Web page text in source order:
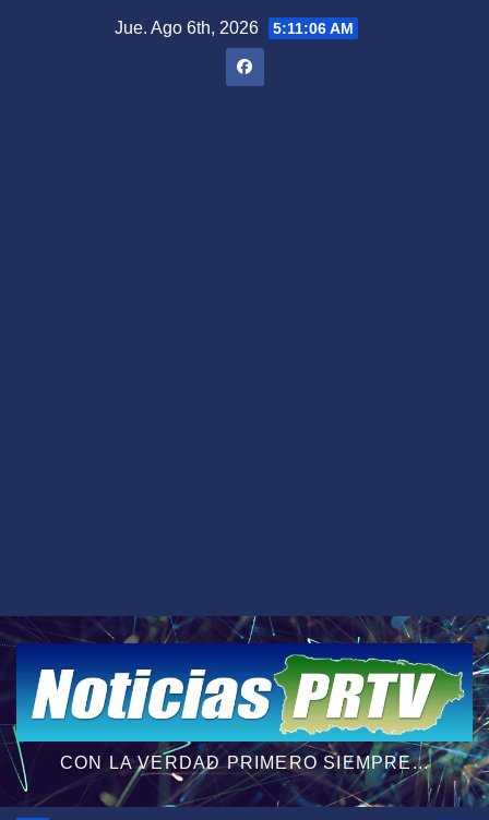
Jue. Ago 6th, 2026 5:11:07 AM
CON LA VERDAD PRIMERO SIEMPRE...